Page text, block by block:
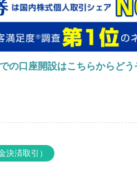
の口座開設はこちらからどう
決済取引）